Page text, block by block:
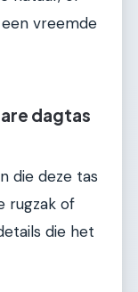
vreemde
dagtas
die deze tas
rugzak of
die het